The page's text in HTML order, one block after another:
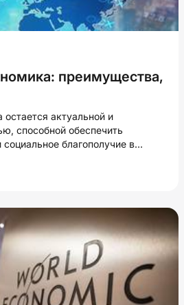
преимущества,
актуальной и
способной обеспечить
благополучие в